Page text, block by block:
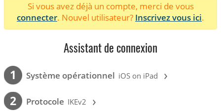
Si vous avez déjà un compte, merci de vous
connecter. Nouvel utilisateur? Inscrivez vous ici.
Assistant de connexion
1 Système opérationnel iOS on iPad ›
2 Protocole IKEv2 ›